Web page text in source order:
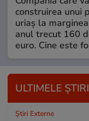
construirea unui
uriaș la
anul trecut 160
euro. Cine este
ULTIMELE ȘTIRI
Știri Externe